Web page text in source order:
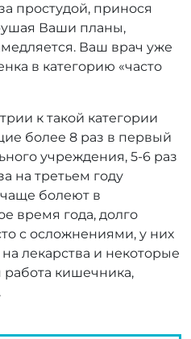
простудой, принося
Ваши планы,
Ваш врач уже
в категорию «часто
к такой категории
более 8 раз в первый
учреждения, 5-6 раз
на третьем году
болеют в
время года, долго
с осложнениями, у них
лекарства и некоторые
работа кишечника,